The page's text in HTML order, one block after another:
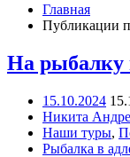
Главная
Публикации
На рыбалку
15.10.2024
Никита
Наши туры,
Рыбалка в